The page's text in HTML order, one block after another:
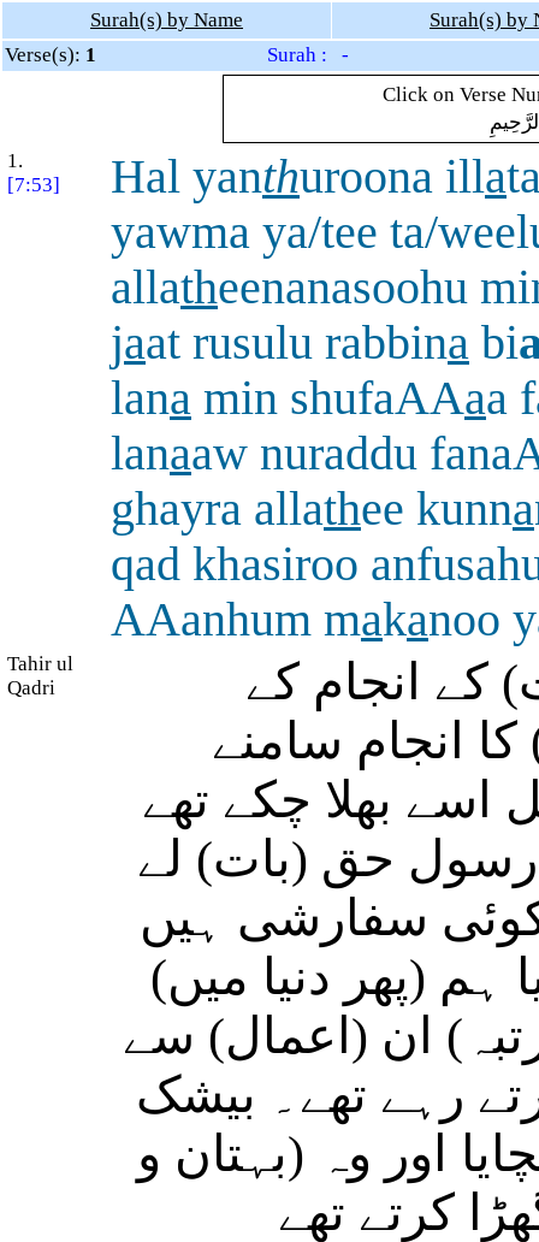
Surah(s) by Name
Surah(s) by
Verse(s): 1
Surah : -
Click on Verse
1.
[7:53]
Hal yanthuroona illa
yawma ya/tee ta/
allatheenanasoohu
jaat rusulu rabbina bi
lana min shufaAAaa
lanaaw nuraddu
ghayra allathee kunna
qad khasiroo
AAanhum makanoo
Tahir ul
Qadri
انجام کے
انجام سامنے
بھلا چکے تھے
حق (بات) لے
کوئی سفارشی ہیں
(پھر دنیا میں)
ان (اعمال) سے
رہے تھے۔ بیشک
اور وہ (بہتان و
کرتے تھے